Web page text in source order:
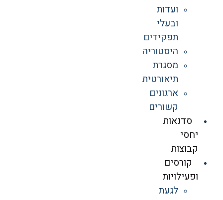
ועדות
ובעלי
תפקידים
היסטוריה
מסגרת
תיאורטית
ארגונים
קשורים
סדנאות
יחסי
קבוצות
קורסים
ופעילויות
לגעת